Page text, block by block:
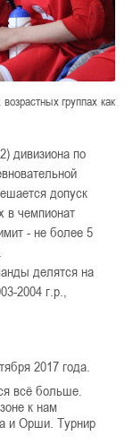
группах как
дивизиона по
допуск
в чемпионат
- не более 5
делятся на
2004 г.р.,
2017 года.
всё больше.
к нам
и Орши. Турнир